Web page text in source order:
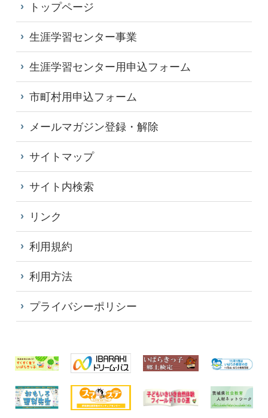
トップページ
生涯学習センター事業
生涯学習センター用申込フォーム
市町村用申込フォーム
メールマガジン登録・解除
サイトマップ
サイト内検索
リンク
利用規約
利用方法
プライバシーポリシー